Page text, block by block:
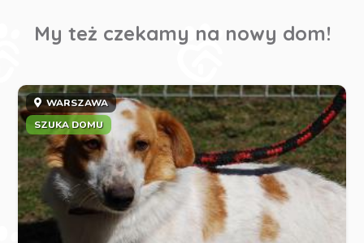
My też czekamy na nowy dom!
WARSZAWA
SZUKA DOMU